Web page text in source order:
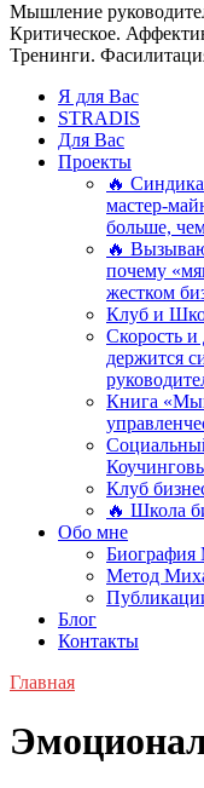
Мышление
Критическое.
Тренинги.
Я для Вас
STRADIS
Для Вас
Проекты
🔥
мастер-
больше,
🔥
почему
жестком
Клуб и
Скорость и
держится
Книга
Клуб
🔥 Школа
Обо мне
Биография
Метод
Блог
Контакты
Главная